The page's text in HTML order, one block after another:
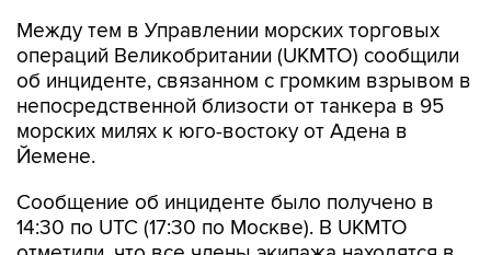
об инциденте, связанном с громким взрывом в
непосредственной близости от танкера в 95
морских милях к юго-востоку от Адена в
Йемене.
Сообщение об инциденте было получено в
отметили, что все члены экипажа находятся в
безопасности, воздействия на окружающую